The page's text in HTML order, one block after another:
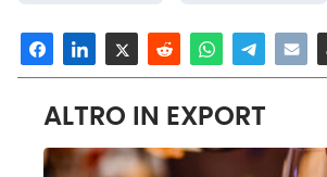
ALTRO IN EXPORT